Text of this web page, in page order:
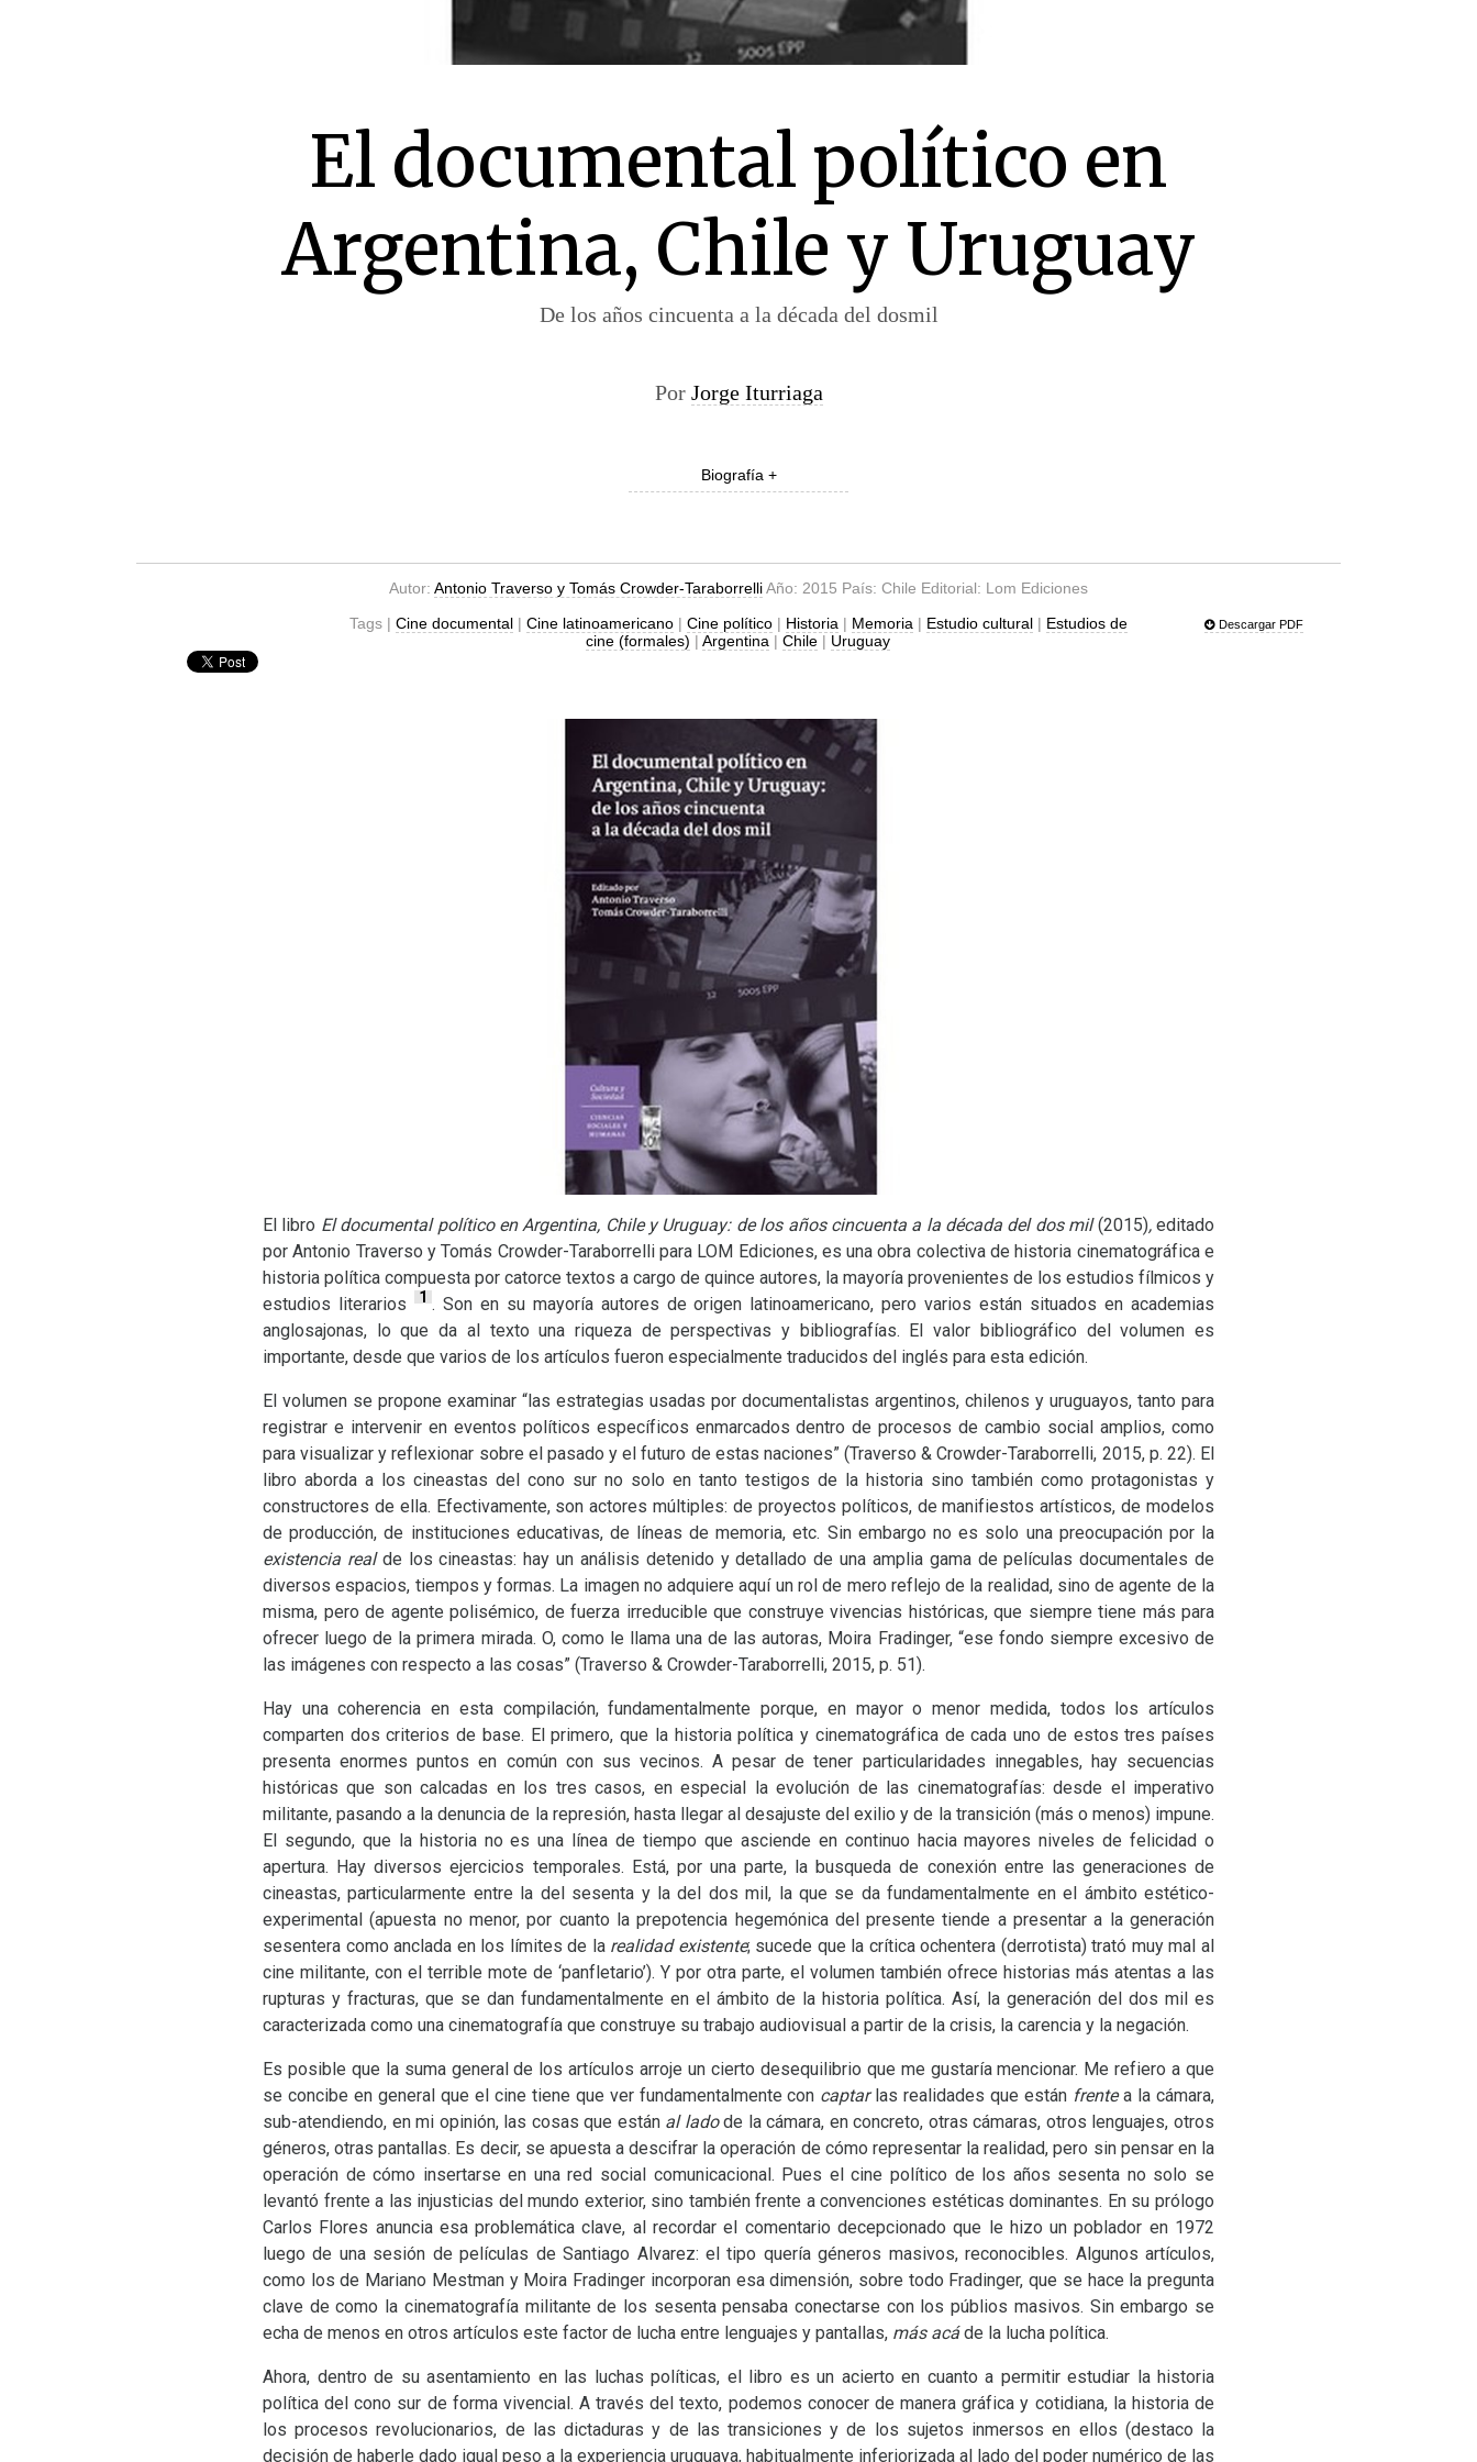
El documental político en
Argentina, Chile y Uruguay
De los años cincuenta a la década del dosmil
Por Jorge Iturriaga
Biografía +
Autor: Antonio Traverso y Tomás Crowder-TaraborrelliAño: 2015 País: Chile Editorial: Lom Ediciones
Tags | Cine documental| Cine latinoamericano| Cine político| Historia | Memoria | Estudio cultural| Estudios de
cine (formales) |Argentina |Chile | Uruguay
Descargar PDF
El libro El documental político en Argentina, Chile y Uruguay: de los años cincuenta a la década del dos mil(2015),editado
por Antonio Traverso y Tomás Crowder-Taraborrelli para LOM Ediciones, es una obra colectiva de historia cinematográfica e
historia política compuesta por catorce textos a cargo de quince autores, la mayoría provenientes de los estudios fílmicos y
estudios literarios
1 . Son en su mayoría autores de origen latinoamericano, pero varios están situados en academias
anglosajonas, lo que da al texto una riqueza de perspectivas y bibliografías. El valor bibliográfico del volumen es
importante, desde que varios de los artículos fueron especialmente traducidos del inglés para esta edición.
El volumen se propone examinar “las estrategias usadas por documentalistas argentinos, chilenos y uruguayos, tanto para
registrar e intervenir en eventos políticos específicos enmarcados dentro de procesos de cambio social amplios, como
para visualizar y reflexionar sobre el pasado y el futuro de estas naciones” (Traverso& Crowder-Taraborrelli, 2015, p. 22). El
libro aborda a los cineastas del cono sur no solo en tanto testigos de la historia sino también como protagonistas y
constructores de ella. Efectivamente, son actores múltiples: de proyectos políticos, de manifiestos artísticos, de modelos
de producción, de instituciones educativas, de líneas de memoria, etc. Sin embargo no es solo una preocupación por la
existencia realde los cineastas: hay un análisis detenido y detallado de una amplia gama de películas documentales de
diversos espacios, tiempos y formas. La imagen no adquiere aquí un rol de mero reflejo de la realidad, sino de agente de la
misma, pero de agente polisémico, de fuerza irreducible que construye vivencias históricas, que siempre tiene más para
ofrecer luego de la primera mirada. O, como le llama una de las autoras, Moira Fradinger, “ese fondo siempre excesivo de
las imágenes con respecto a las cosas” (Traverso & Crowder-Taraborrelli, 2015, p. 51).
Hay una coherencia en esta compilación, fundamentalmente porque, en mayor o menor medida, todos los artículos
comparten dos criterios de base. El primero, que la historia política y cinematográfica de cada uno de estos tres países
presenta enormes puntos en común con sus vecinos. A pesar de tener particularidades innegables, hay secuencias
históricas que son calcadas en los tres casos, en especial la evolución de las cinematografías: desde el imperativo
militante, pasando a la denuncia de la represión, hasta llegar al desajuste del exilio y de la transición (más o menos) impune.
El segundo, que la historia no es una línea de tiempo que asciende en continuo hacia mayores niveles de felicidad o
apertura. Hay diversos ejercicios temporales. Está, por una parte, la busqueda de conexión entre las generaciones de
cineastas, particularmente entre la del sesenta y la del dos mil, la que se da fundamentalmente en el ámbito estético-
experimental (apuesta no menor, por cuanto la prepotencia hegemónica del presente tiende a presentar a la generación
sesentera como anclada en los límites de la realidad existente; sucede que la crítica ochentera (derrotista) trató muy mal al
cine militante, con el terrible mote de ‘panfletario’). Y por otra parte, el volumen también ofrece historias más atentas a las
rupturas y fracturas, que se dan fundamentalmente en el ámbito de la historia política. Así, la generación del dos mil es
caracterizada como una cinematografía que construye su trabajo audiovisual a partir de la crisis, la carencia y la negación.
Es posible que la suma general de los artículos arroje un cierto desequilibrio que me gustaría mencionar. Me refiero a que
se concibe en general que el cine tiene que ver fundamentalmente con captarlas realidades que están frentea la cámara,
sub-atendiendo, en mi opinión, las cosas que están al ladode la cámara, en concreto, otras cámaras, otros lenguajes, otros
géneros, otras pantallas. Es decir, se apuesta a descifrar la operación de cómo representar la realidad, pero sin pensar en la
operación de cómo insertarse en una red social comunicacional. Pues el cine político de los años sesenta no solo se
levantó frente a las injusticias del mundo exterior, sino también frente a convenciones estéticas dominantes. En su prólogo
Carlos Flores anuncia esa problemática clave, al recordar el comentario decepcionado que le hizo un poblador en 1972
luego de una sesión de películas de Santiago Alvarez: el tipo quería géneros masivos, reconocibles. Algunos artículos,
como los de Mariano Mestman y Moira Fradinger incorporan esa dimensión, sobre todo Fradinger, que se hace la pregunta
clave de como la cinematografía militante de los sesenta pensaba conectarse con los públios masivos. Sin embargo se
echa de menos en otros artículos este factor de lucha entre lenguajes y pantallas, más acáde la lucha política.
Ahora, dentro de su asentamiento en las luchas políticas, el libro es un acierto en cuanto a permitir estudiar la historia
política del cono sur de forma vivencial. A través del texto, podemos conocer de manera gráfica y cotidiana, la historia de
los procesos revolucionarios, de las dictaduras y de las transiciones y de los sujetos inmersos en ellos (destaco la
decisión de haberle dado igual peso a la experiencia uruguaya, habitualmente inferiorizada al lado del poder numérico de las